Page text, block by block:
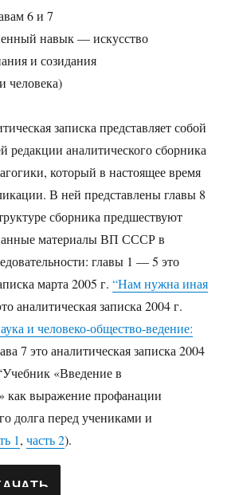
6 и 7
навык — искусство
и созидания
человека)
записка представляет собой
редакции аналитического сборника
который в настоящее время
В ней представлены главы 8
сборника предшествуют
материалы ВП СССР в
главы 1 — 5 это
марта 2005 г.“Нам нужна иная
аналитическая записка 2004 г.
и человеко-общество-ведение:
7 это аналитическая записка 2004
«Введение в
как выражение профанации
долга перед учениками и
1,часть 2).